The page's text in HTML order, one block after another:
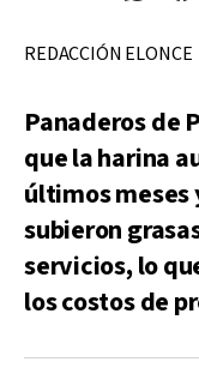
REDACCIÓN ELONCE
Panaderos de
que la harina
últimos
subieron
servicios, lo
los costos de